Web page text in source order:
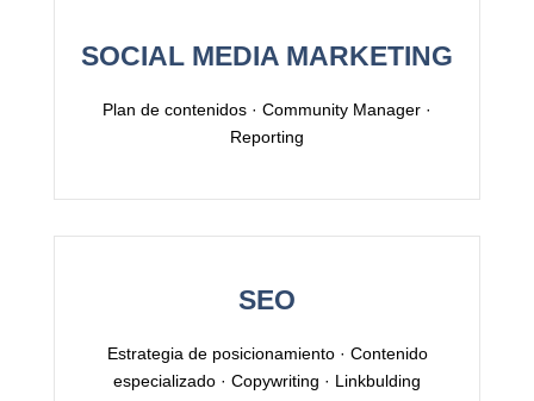
SOCIAL MEDIA MARKETING
Plan de contenidos · Community Manager ·
Reporting
SEO
Estrategia de posicionamiento · Contenido
especializado · Copywriting · Linkbulding